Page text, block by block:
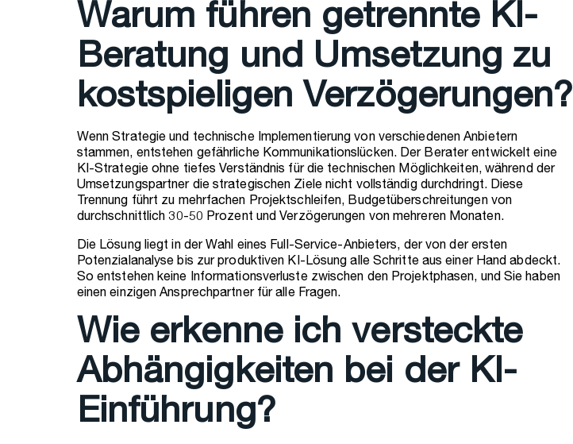
Warum führen getrennte KI-
Beratung und Umsetzung zu
kostspieligen Verzögerungen?
Wenn Strategie und technische Implementierung von verschiedenen Anbietern
stammen, entstehen gefährliche Kommunikationslücken. Der Berater entwickelt eine
KI-Strategie ohne tiefes Verständnis für die technischen Möglichkeiten, während der
Umsetzungspartner die strategischen Ziele nicht vollständig durchdringt. Diese
Trennung führt zu mehrfachen Projektschleifen, Budgetüberschreitungen von
durchschnittlich 30-50 Prozent und Verzögerungen von mehreren Monaten.
Die Lösung liegt in der Wahl eines Full-Service-Anbieters, der von der ersten
Potenzialanalyse bis zur produktiven KI-Lösung alle Schritte aus einer Hand abdeckt.
So entstehen keine Informationsverluste zwischen den Projektphasen, und Sie haben
einen einzigen Ansprechpartner für alle Fragen.
Wie erkenne ich versteckte
Abhängigkeiten bei der KI-
Einführung?